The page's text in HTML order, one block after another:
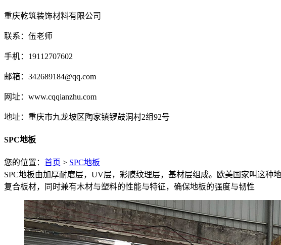
重庆乾筑装饰材料有限公司
联系：伍老师
手机：19112707602
邮箱：342689184@qq.com
网址：www.cqqianzhu.com
地址：重庆市九龙坡区陶家镇锣鼓洞村2组92号
SPC地板
您的位置： 首页 > SPC地板
SPC地板由加厚耐磨层，UV层，彩膜纹理层，基材层组成。欧美国家叫这种
复合板材，同时兼有木材与塑料的性能与特征，确保地板的强度与韧性